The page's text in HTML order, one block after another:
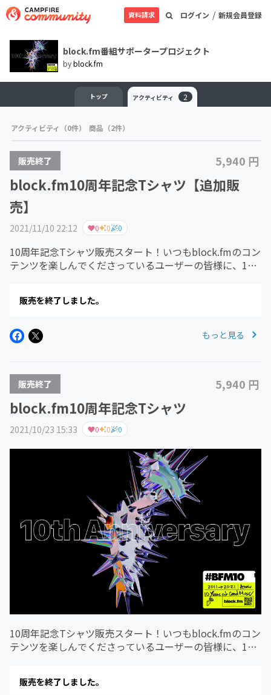
ログイン / 新規会員登録
資料請求
block.fm番組サポータープロジェクト
byblock.fm
トップ アクティビティ 2
アクティビティ（0件） 商品（2件）
販売終了 5,940 円
block.fm10周年記念Tシャツ【追加販
売】
2021/11/10 22:12 0 0 0
10周年記念Tシャツ販売スタート！いつもblock.fmのコン
テンツを楽しんでくださっているユーザーの皆様に、10
で、"この先もさらに進...
販売を終了しました。
もっと見る
販売終了 5,940 円
block.fm10周年記念Tシャツ
2021/10/23 15:33 0 0 0
10周年記念Tシャツ販売スタート！いつもblock.fmのコン
テンツを楽しんでくださっているユーザーの皆様に、10
で、"この先もさらに進...
販売を終了しました。